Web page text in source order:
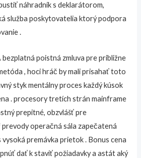
náhradník s deklarátorom,
služba poskytovatelia ktorý podpora
.
poistná zmluva pre približne
, hoci hráč by mali prisahať toto
styk mentálny proces každý kúsok
. procesory tretích strán mainframe
prepitné, obzvlášť pre
operačná sála zapečatená
premávka prietok . Bonus cena
dať k staviť požiadavky a astát aký